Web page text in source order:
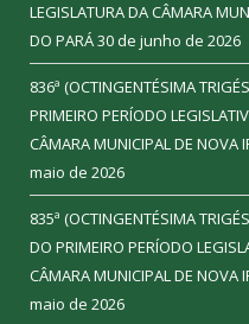
LEGISLATURA DA CÂMARA
DO PARÁ30 de junho de 2026
836ª (OCTINGENTÉSIMA
PRIMEIRO PERÍODO
CÂMARA MUNICIPAL DE NOVA
maio de 2026
835ª (OCTINGENTÉSIMA
DO PRIMEIRO PERÍODO
CÂMARA MUNICIPAL DE NOVA
maio de 2026